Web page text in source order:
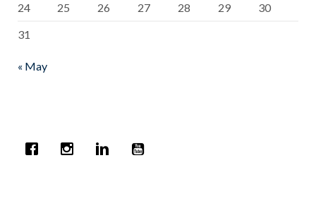
24
25 26 27 28 29
30
31
« May